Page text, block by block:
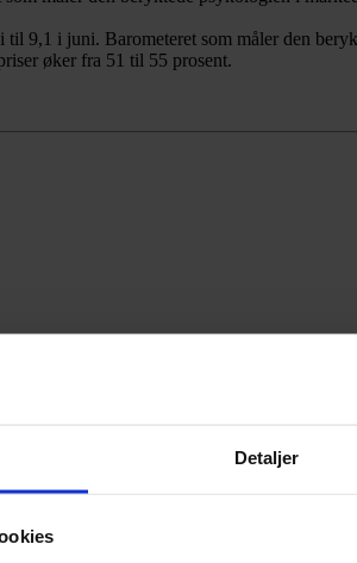
Detaljer
9,1 i juni. Barometeret som måler den
øker fra 51 til 55 prosent.